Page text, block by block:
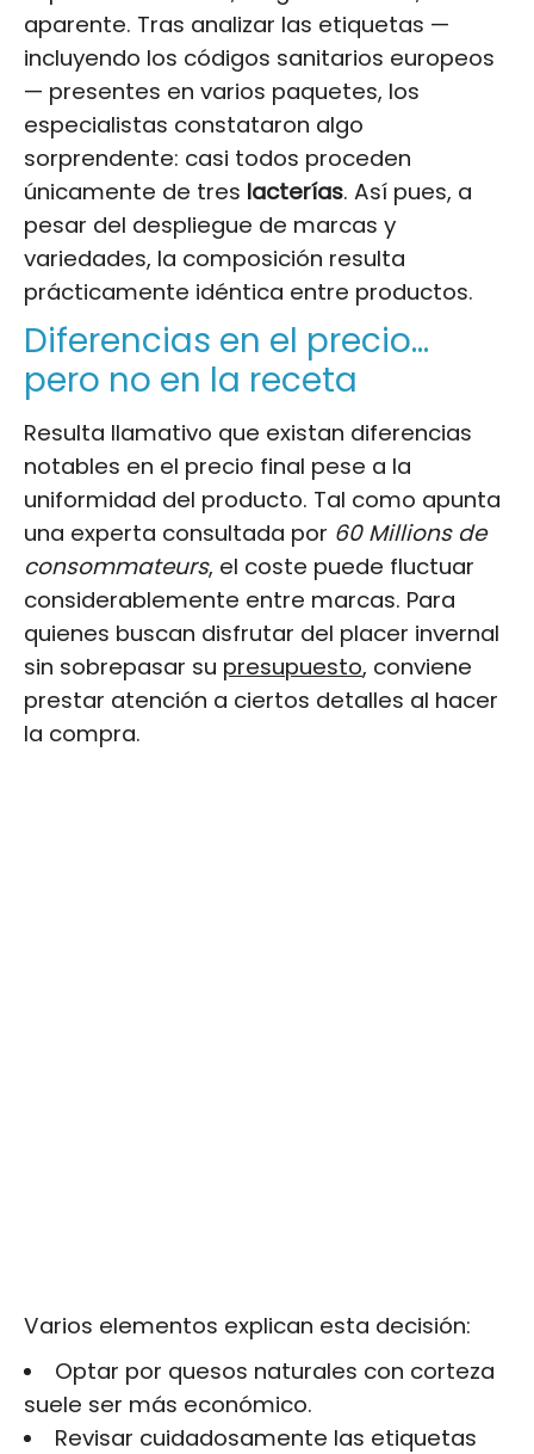
aparente. Tras analizar las etiquetas —
incluyendo los códigos sanitarios europeos
— presentes en varios paquetes, los
especialistas constataron algo
sorprendente: casi todos proceden
únicamente de tres lacterías. Así pues, a
pesar del despliegue de marcas y
variedades, la composición resulta
prácticamente idéntica entre productos.
Diferencias en el precio…
pero no en la receta
Resulta llamativo que existan diferencias
notables en el precio final pese a la
uniformidad del producto. Tal como apunta
una experta consultada por 60 Millions de
consommateurs, el coste puede fluctuar
considerablemente entre marcas. Para
quienes buscan disfrutar del placer invernal
sin sobrepasar su presupuesto, conviene
prestar atención a ciertos detalles al hacer
la compra.
Varios elementos explican esta decisión:
Optar por quesos naturales con corteza
suele ser más económico.
Revisar cuidadosamente las etiquetas